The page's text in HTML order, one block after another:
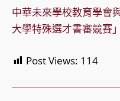
中華未來學校教育學會
大學特殊選才書審競賽
Post Views: 114